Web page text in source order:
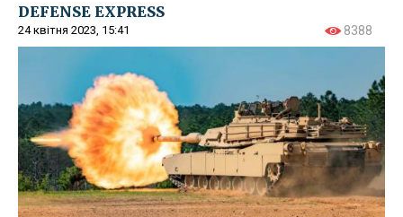
DEFENSE EXPRESS
24 квітня 2023, 15:41 8388